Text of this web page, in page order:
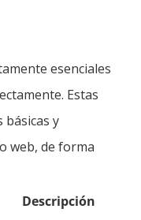
esenciales
Estas
y
web, de forma
Descripción